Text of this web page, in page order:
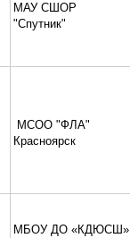
МАУ СШОР
"Спутник"
МСОО "ФЛА"
Красноярск
МБОУ ДО «КДЮСШ»